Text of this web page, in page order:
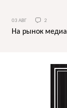
03 АВГ 2
На рынок